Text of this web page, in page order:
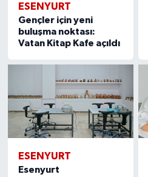
ESENYURT
Gençler için yeni
buluşma noktası:
Vatan Kitap Kafe açıldı
ESENYURT
Esenyurt